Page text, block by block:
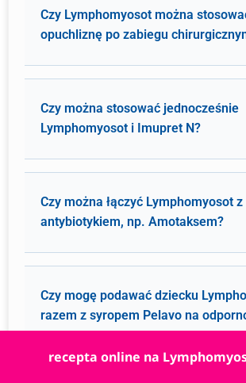
Czy Lymphomyosot można
opuchliznę po zabiegu
Czy można stosować jednocześnie
Lymphomyosot i Imupret N?
Czy można łączyć Lymphomyosot z
antybiotykiem, np. Amotaksem?
Czy mogę podawać dziecku
razem z syropem Pelavo na
recepta online na